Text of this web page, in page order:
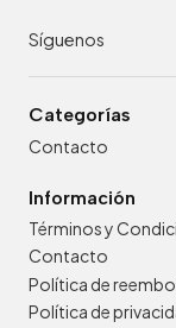
Síguenos
Categorías
Contacto
Información
Términos y
Contacto
Política de
Política de